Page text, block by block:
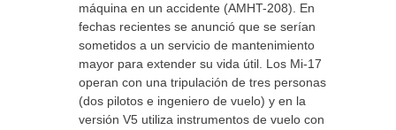
máquina en un accidente (AMHT-208). En
fechas recientes se anunció que se serían
sometidos a un servicio de mantenimiento
mayor para extender su vida útil. Los Mi-17
operan con una tripulación de tres personas
(dos pilotos e ingeniero de vuelo) y en la
versión V5 utiliza instrumentos de vuelo con